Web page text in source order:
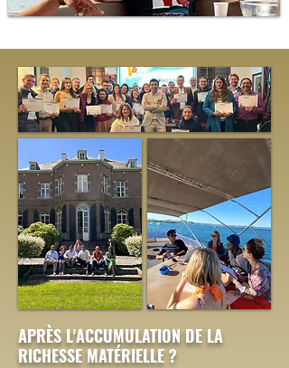
APRÈS L'ACCUMULATION DE LA
RICHESSE MATÉRIELLE ?